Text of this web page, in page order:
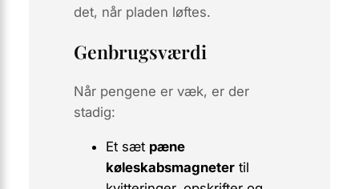
det, når pladen løftes.
Genbrugsværdi
Når pengene er væk, er der
stadig:
Et sæt pæne
køleskabsmagnetertil